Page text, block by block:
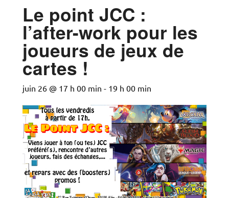
Le point JCC :
l’after-work pour les
joueurs de jeux de
cartes !
juin 26 @ 17 h 00 min - 19 h 00 min